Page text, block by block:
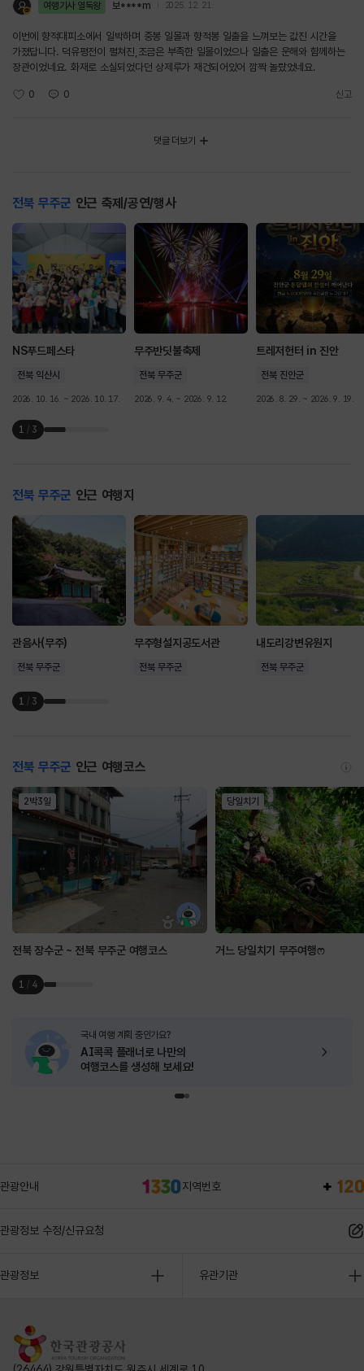
여행기사 열독왕 보****m 2025. 12. 21.
이번에 향적대피소에서 일박하며 중봉 일몰과 향적봉 일출을 느껴보는 값진 시간을
가졌답니다. 덕유평전이 펼쳐진,조금은 부족한 일몰이었으나 일출은 운해와 함께하는
장관이었네요. 화재로 소실되었다던 상제루가 재건되어있어 깜짝 놀랐었네요.
0 0 신고
댓글 더보기
전북 무주군 인근 축제/공연/행사
NS푸드페스타
전북 익산시
2026. 10. 16. ~ 2026. 10. 17.
무주반딧불축제
전북 무주군
2026. 9. 4. ~ 2026. 9. 12.
트레저헌터 in 진안
전북 진안군
2026. 8. 29. ~ 2026. 9. 19.
1 / 3
전북 무주군 인근 여행지
관음사(무주)
전북 무주군
무주형설지공도서관
전북 무주군
내도리강변유원지
전북 무주군
1 / 3
전북 무주군 인근 여행코스
2박3일
전북 장수군 ~ 전북 무주군 여행코스
당일치기
거느 당일치기 무주여행ෆ
1 / 4
국내 여행 계획 중인가요?
AI콕콕 플래너로 나만의
여행코스를 생성해 보세요!
관광안내 지역번호
관광정보 수정/신규요청
관광정보 유관기관